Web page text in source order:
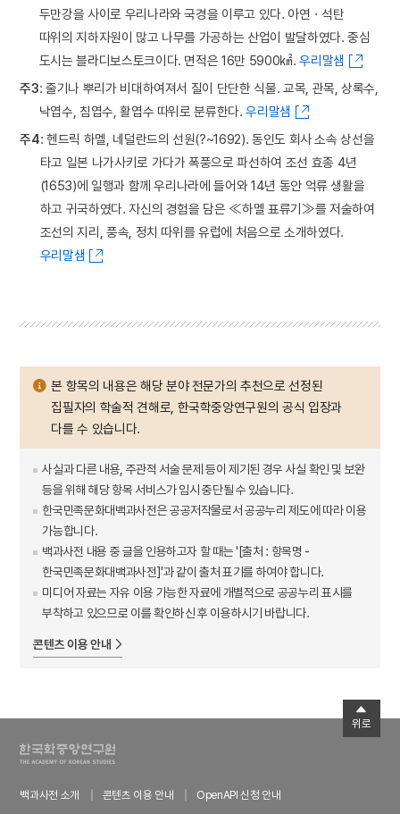
두만강을 사이로 우리나라와 국경을 이루고 있다. 아연ㆍ석탄
따위의 지하자원이 많고 나무를 가공하는 산업이 발달하였다. 중심
도시는 블라디보스토크이다. 면적은 16만 5900㎢.우리말샘
주3: 줄기나 뿌리가 비대하여져서 질이 단단한 식물. 교목, 관목, 상록수,
낙엽수, 침엽수, 활엽수 따위로 분류한다.우리말샘
주4: 헨드릭 하멜, 네덜란드의 선원(?~1692). 동인도 회사 소속 상선을
타고 일본 나가사키로 가다가 폭풍으로 파선하여 조선 효종 4년
(1653)에 일행과 함께 우리나라에 들어와 14년 동안 억류 생활을
하고 귀국하였다. 자신의 경험을 담은 ≪하멜 표류기≫를 저술하여
조선의 지리, 풍속, 정치 따위를 유럽에 처음으로 소개하였다.
우리말샘
본 항목의 내용은 해당 분야 전문가의 추천으로 선정된
집필자의 학술적 견해로, 한국학중앙연구원의 공식 입장과
다를 수 있습니다.
사실과 다른 내용, 주관적 서술 문제 등이 제기된 경우 사실 확인 및 보완
등을 위해 해당 항목 서비스가 임시 중단될 수 있습니다.
한국민족문화대백과사전은 공공저작물로서 공공누리 제도에 따라 이용
가능합니다.
백과사전 내용 중 글을 인용하고자 할 때는 '[출처 : 항목명 -
한국민족문화대백과사전]'과 같이 출처 표기를 하여야 합니다.
미디어 자료는 자유 이용 가능한 자료에 개별적으로 공공누리 표시를
부착하고 있으므로 이를 확인하신 후 이용하시기 바랍니다.
콘텐츠 이용 안내
백과사전 소개 콘텐츠 이용 안내 OpenAPI 신청 안내
위로